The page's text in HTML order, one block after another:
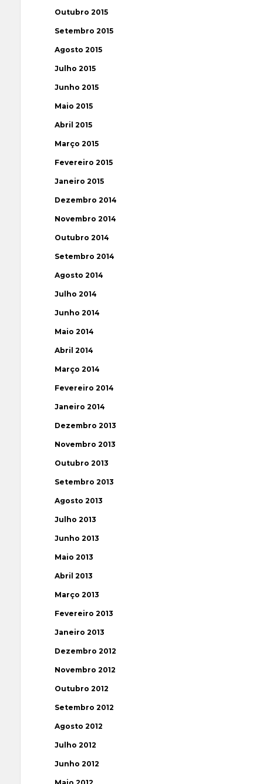
Outubro 2015
Setembro 2015
Agosto 2015
Julho 2015
Junho 2015
Maio 2015
Abril 2015
Março 2015
Fevereiro 2015
Janeiro 2015
Dezembro 2014
Novembro 2014
Outubro 2014
Setembro 2014
Agosto 2014
Julho 2014
Junho 2014
Maio 2014
Abril 2014
Março 2014
Fevereiro 2014
Janeiro 2014
Dezembro 2013
Novembro 2013
Outubro 2013
Setembro 2013
Agosto 2013
Julho 2013
Junho 2013
Maio 2013
Abril 2013
Março 2013
Fevereiro 2013
Janeiro 2013
Dezembro 2012
Novembro 2012
Outubro 2012
Setembro 2012
Agosto 2012
Julho 2012
Junho 2012